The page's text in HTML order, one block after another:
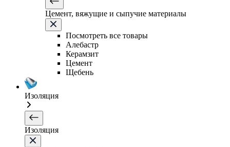
Цемент, вяжущие и сыпучие материалы
Посмотреть все товары
Алебастр
Керамзит
Цемент
Щебень
Изоляция
Изоляция